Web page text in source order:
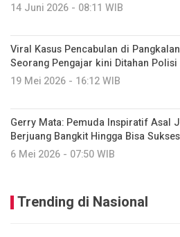
14 Juni 2026 - 08:11 WIB
Viral Kasus Pencabulan di
Seorang Pengajar kini Ditahan Polisi
19 Mei 2026 - 16:12 WIB
Gerry Mata: Pemuda Inspiratif Asal
Berjuang Bangkit Hingga Bisa Sukses
6 Mei 2026 - 07:50 WIB
Trending di Nasional